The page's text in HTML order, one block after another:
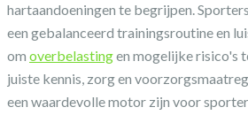
hartaandoeningen te begrijpen.
een gebalanceerd trainingsroutine en
om overbelastingen mogelijke risico's
juiste kennis, zorg en
een waardevolle motor zijn voor